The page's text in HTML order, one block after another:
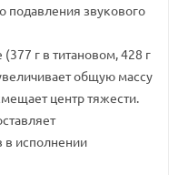
подавления звукового
г в титановом, 428 г
общую массу
центр тяжести.
в исполнении